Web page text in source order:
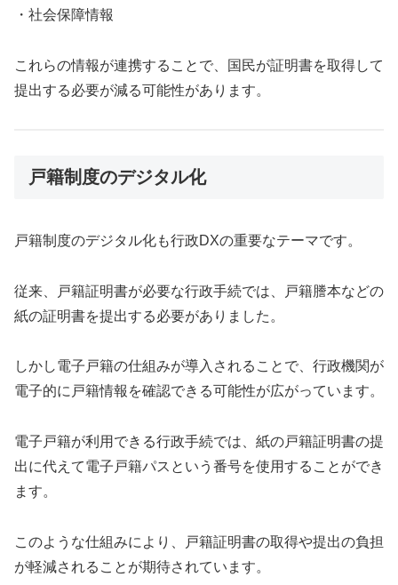
・社会保障情報
これらの情報が連携することで、国民が証明書を取得して
提出する必要が減る可能性があります。
戸籍制度のデジタル化
戸籍制度のデジタル化も行政DXの重要なテーマです。
従来、戸籍証明書が必要な行政手続では、戸籍謄本などの
紙の証明書を提出する必要がありました。
しかし電子戸籍の仕組みが導入されることで、行政機関が
電子的に戸籍情報を確認できる可能性が広がっています。
電子戸籍が利用できる行政手続では、紙の戸籍証明書の提
出に代えて電子戸籍パスという番号を使用することができ
ます。
このような仕組みにより、戸籍証明書の取得や提出の負担
が軽減されることが期待されています。